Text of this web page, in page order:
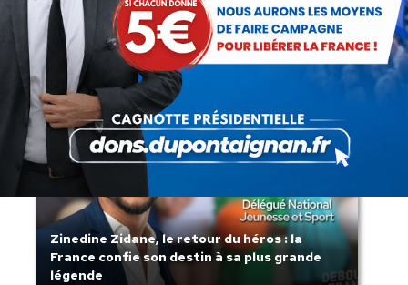
Lorsque tout flambe et que l’État
s’affaisse.
Zinedine Zidane, le retour du héros : la
France confie son destin à sa plus grande
légende